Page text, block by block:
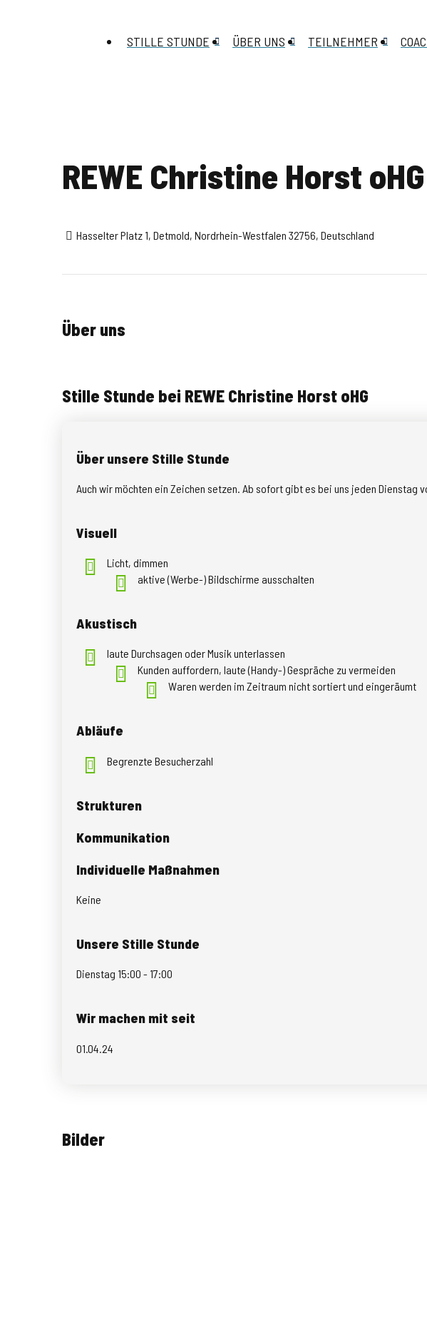
STILLE STUNDE ÜBER UNS TEILNEHMER
REWE Christine Horst oHG
Hasselter Platz 1, Detmold, Nordrhein-Westfalen 32756, Deutschland
Über uns
Stille Stunde bei REWE Christine Horst oHG
Über unsere Stille Stunde
Auch wir möchten ein Zeichen setzen. Ab sofort gibt es bei uns jeden Dienstag
Visuell
Licht, dimmen
aktive (Werbe-) Bildschirme ausschalten
Akustisch
laute Durchsagen oder Musik unterlassen
Kunden auffordern, laute (Handy-) Gespräche zu vermeiden
Waren werden im Zeitraum nicht sortiert und eingeräumt
Abläufe
Begrenzte Besucherzahl
Strukturen
Kommunikation
Individuelle Maßnahmen
Keine
Unsere Stille Stunde
Dienstag 15:00 - 17:00
Wir machen mit seit
01.04.24
Bilder